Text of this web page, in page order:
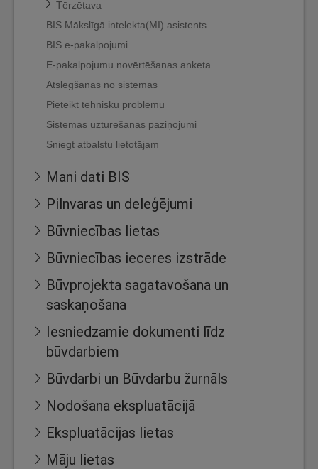
Tērzētava
BIS Mākslīgā intelekta(MI) asistents
BIS e-pakalpojumi
E-pakalpojumu novērtēšanas anketa
Atslēgšanās no sistēmas
Pieteikt tehnisku problēmu
Sistēmas uzturēšanas paziņojumi
Sniegt atbalstu lietotājam
Mani dati BIS
Pilnvaras un deleģējumi
Būvniecības lietas
Būvniecības ieceres izstrāde
Būvprojekta sagatavošana un
saskaņošana
Iesniedzamie dokumenti līdz
būvdarbiem
Būvdarbi un Būvdarbu žurnāls
Nodošana ekspluatācijā
Ekspluatācijas lietas
Māju lietas